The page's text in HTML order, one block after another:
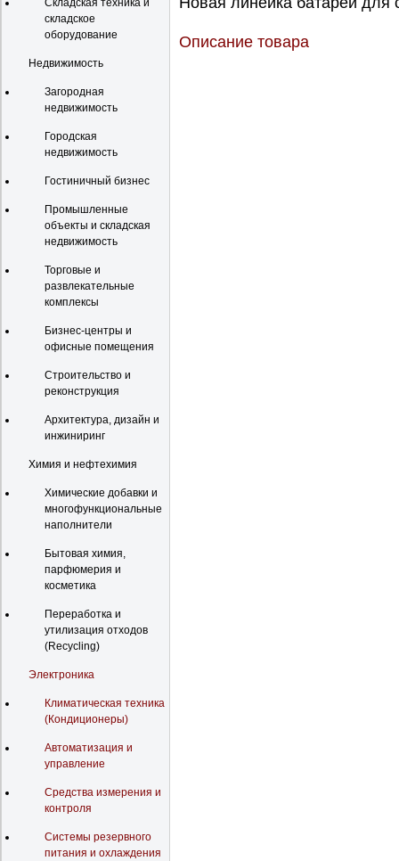
Складская техника и
складское
оборудование
Недвижимость
Загородная
недвижимость
Городская
недвижимость
Гостиничный бизнес
Промышленные
объекты и складская
недвижимость
Торговые и
развлекательные
комплексы
Бизнес-центры и
офисные помещения
Строительство и
реконструкция
Архитектура, дизайн и
инжиниринг
Химия и нефтехимия
Химические добавки и
многофункциональные
наполнители
Бытовая химия,
парфюмерия и
косметика
Переработка и
утилизация отходов
(Recycling)
Электроника
Климатическая техника
(Кондиционеры)
Автоматизация и
управление
Средства измерения и
контроля
Системы резервного
питания и охлаждения
Описание товара